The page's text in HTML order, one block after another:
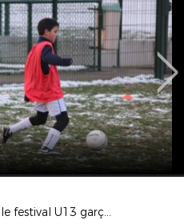
Retour sur le festival U13 garçons -suite